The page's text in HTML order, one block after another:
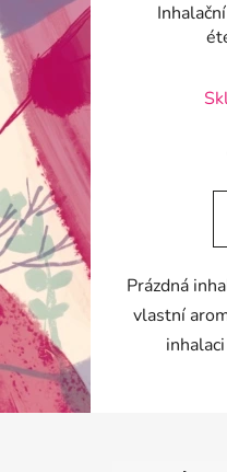
Prázdná
vlastní